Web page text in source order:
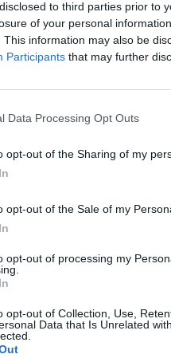
to third parties prior to
of your personal
This information may also be
Participants that may further
Data Processing Opt Outs
opt-out of the Sharing of my
opt-out of the Sale of my
opt-out of processing my
opt-out of Collection, Use,
Data that Is Unrelated
Effectiviteit
Depressie - antidepressiva SSRI
Depressie - antidepressiva
Cholesterol